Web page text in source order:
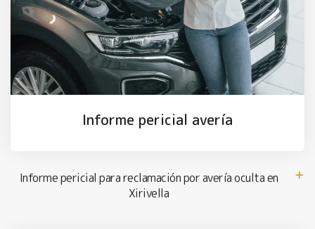
Informe pericial avería
Informe pericial para reclamación por avería oculta en
Xirivella